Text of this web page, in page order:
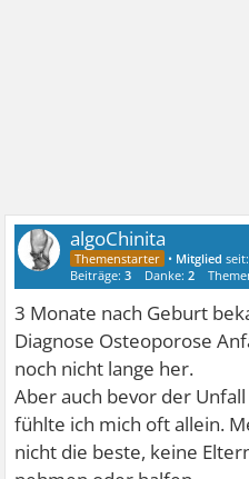
algoChinita
• Mitglied seit:
Beiträge:3 Danke:2
3 Monate nach Geburt
Diagnose Osteoporose
noch nicht lange her.
Aber auch bevor der
fühlte ich mich oft allein.
nicht die beste, keine